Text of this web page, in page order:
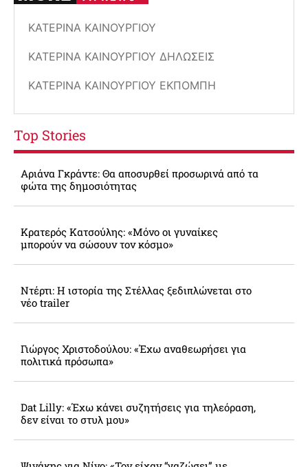
KΑΤΕΡΊΝΑ ΚΑΙΝΟΎΡΓΙΟΥ
ΚΑΤΕΡΊΝΑ ΚΑΙΝΟΎΡΓΙΟΥ ΔΗΛΏΣΕΙΣ
ΚΑΤΕΡΊΝΑ ΚΑΙΝΟΎΡΓΙΟΥ ΕΚΠΟΜΠΉ
Top Stories
Αριάνα Γκράντε: Θα αποσυρθεί προσωρινά από τα
φώτα της δημοσιότητας
Κρατερός Κατσούλης: «Μόνο οι γυναίκες
μπορούν να σώσουν τον κόσμο»
Ντέρτι: Η ιστορία της Στέλλας ξεδιπλώνεται στο
νέο trailer
Γιώργος Χριστοδούλου: «Έχω αναθεωρήσει για
πολιτικά πρόσωπα»
Dat Lilly: «Έχω κάνει συζητήσεις για τηλεόραση,
δεν είναι το στυλ μου»